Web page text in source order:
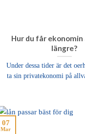
Hur du får
längre?
Under dessa tider är det
ta sin privatekonomi på
07
Mar